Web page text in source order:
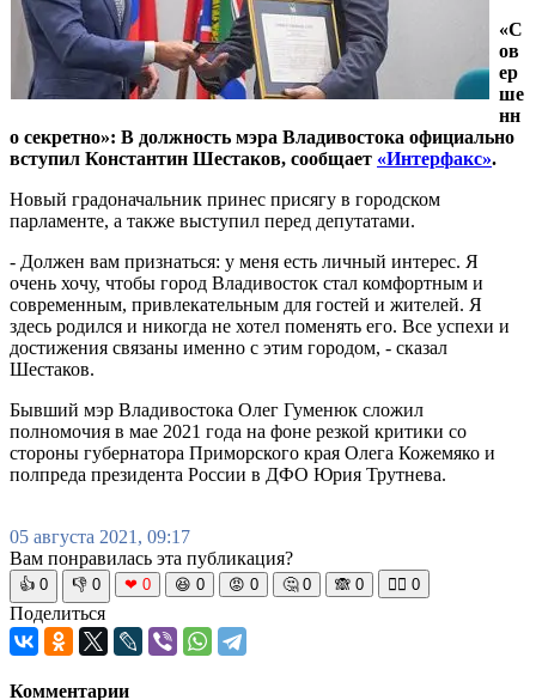
«С
ов
ер
ше
нн
о секретно»: В должность мэра Владивостока официально
вступил Константин Шестаков, сообщает «Интерфакс».
Новый градоначальник принес присягу в городском
парламенте, а также выступил перед депутатами.
- Должен вам признаться: у меня есть личный интерес. Я
очень хочу, чтобы город Владивосток стал комфортным и
современным, привлекательным для гостей и жителей. Я
здесь родился и никогда не хотел поменять его. Все успехи и
достижения связаны именно с этим городом, - сказал
Шестаков.
Бывший мэр Владивостока Олег Гуменюк сложил
полномочия в мае 2021 года на фоне резкой критики со
стороны губернатора Приморского края Олега Кожемяко и
полпреда президента России в ДФО Юрия Трутнева.
05 августа 2021, 09:17
Вам понравилась эта публикация?
👍 0 👎 0 ❤ 0 😆 0 😡 0 🤔 0 🙈 0 🧘‍♀️ 0
Поделиться
Комментарии